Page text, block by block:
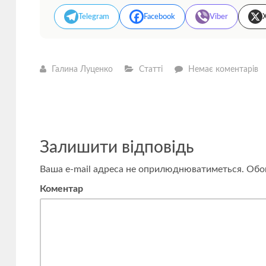
Telegram Facebook Viber
Галина Луценко Статті Немає коментарів—
Залишити відповідь
Ваша e-mail адреса не оприлюднюватиметься.
Коментар